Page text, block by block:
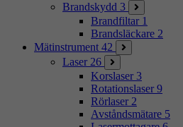
Brandskydd 3
Brandfiltar 1
Brandsläckare 2
Mätinstrument 42
Laser 26
Korslaser 3
Rotationslaser 9
Rörlaser 2
Avståndsmätare 5